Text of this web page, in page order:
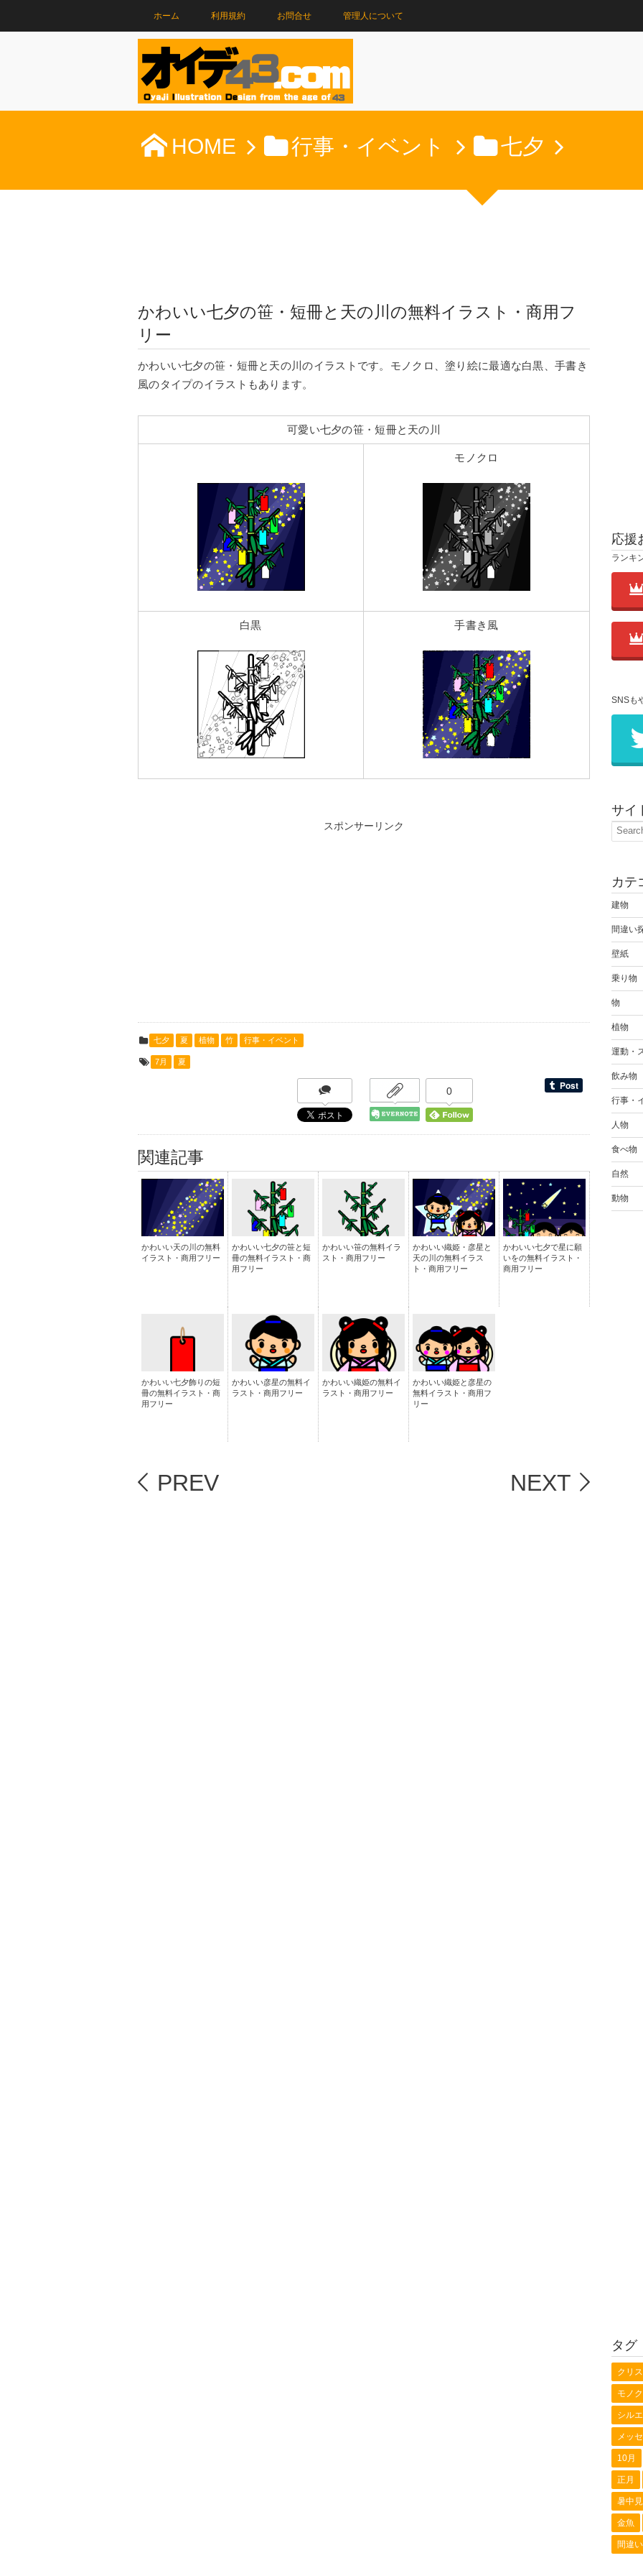
ホーム 利用規約 お問合せ 管理人について
HOME 行事・イベント 七夕
かわいい七夕の笹・短冊と天の川の無料イラスト・商用フ
リー
かわいい七夕の笹・短冊と天の川のイラストです。モノクロ、塗り絵に最適な白黒、手書き
風のタイプのイラストもあります。
可愛い七夕の笹・短冊と天の川
モノクロ
白黒 手書き風
スポンサーリンク
七夕 夏 植物 竹 行事・イベント
7月 夏
0
関連記事
かわいい天の川の無料
イラスト・商用フリー
かわいい七夕の笹と短
冊の無料イラスト・商
用フリー
かわいい笹の無料イラ
スト・商用フリー
かわいい織姫・彦星と
天の川の無料イラス
ト・商用フリー
かわいい七夕で星に願
いをの無料イラスト・
商用フリー
かわいい七夕飾りの短
冊の無料イラスト・商
用フリー
かわいい彦星の無料イ
ラスト・商用フリー
かわいい織姫の無料イ
ラスト・商用フリー
かわいい織姫と彦星の
無料イラスト・商用フ
リー
PREV NEXT
応援
ランキ
SNSも
サイ
カテ
建物
間違い
壁紙
乗り物
物
植物
運動・
飲み物
行事・
人物
食べ物
自然
動物
タグ
クリ
モノ
シル
メッ
10月
正月
暑中
金魚
間違